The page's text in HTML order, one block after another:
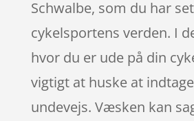
Schwalbe, som du har
cykelsportens verden. I
hvor du er ude på din
vigtigt at huske at
undevejs. Væsken kan